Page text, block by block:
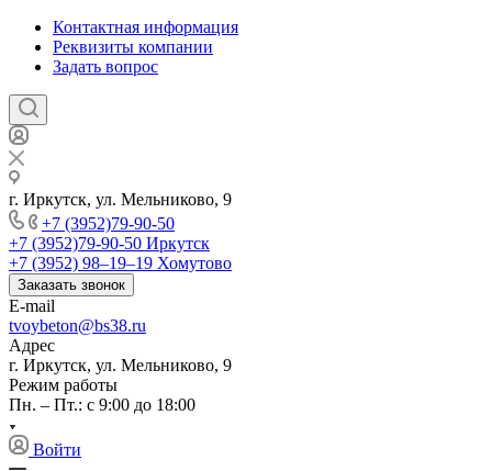
Контактная информация
Реквизиты компании
Задать вопрос
г. Иркутск, ул. Мельниково, 9
+7 (3952)79-90-50
+7 (3952)79-90-50 Иркутск
+7 (3952) 98‒19‒19 Хомутово
Заказать звонок
E-mail
tvoybeton@bs38.ru
Адрес
г. Иркутск, ул. Мельниково, 9
Режим работы
Пн. – Пт.: с 9:00 до 18:00
Войти